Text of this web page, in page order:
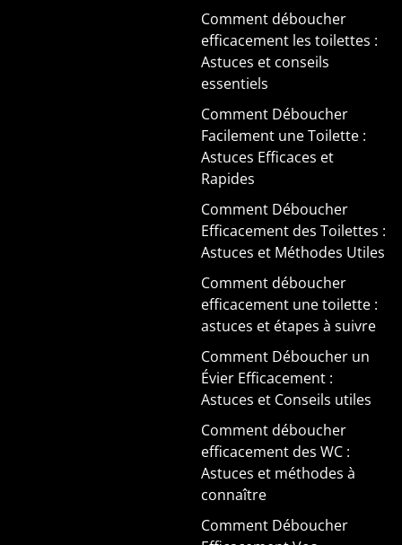
Comment déboucher
efficacement les toilettes :
Astuces et conseils
essentiels
Comment Déboucher
Facilement une Toilette :
Astuces Efficaces et
Rapides
Comment Déboucher
Efficacement des Toilettes :
Astuces et Méthodes Utiles
Comment déboucher
efficacement une toilette :
astuces et étapes à suivre
Comment Déboucher un
Évier Efficacement :
Astuces et Conseils utiles
Comment déboucher
efficacement des WC :
Astuces et méthodes à
connaître
Comment Déboucher